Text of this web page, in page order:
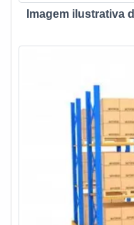
Imagem ilustrativa